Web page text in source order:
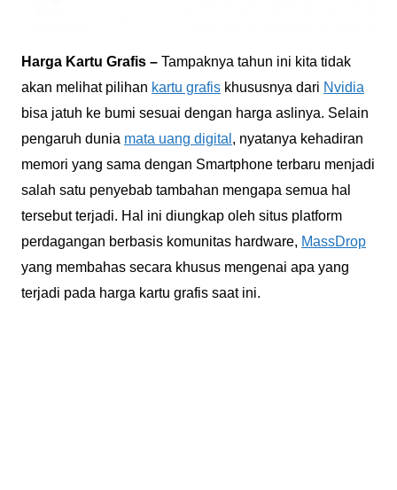
Harga Kartu Grafis – Tampaknya tahun ini kita tidak
akan melihat pilihan kartu grafiskhususnya dari Nvidia
bisa jatuh ke bumi sesuai dengan harga aslinya. Selain
pengaruh dunia mata uang digital , nyatanya kehadiran
memori yang sama dengan Smartphone terbaru menjadi
salah satu penyebab tambahan mengapa semua hal
tersebut terjadi. Hal ini diungkap oleh situs platform
perdagangan berbasis komunitas hardware, MassDrop
yang membahas secara khusus mengenai apa yang
terjadi pada harga kartu grafis saat ini.